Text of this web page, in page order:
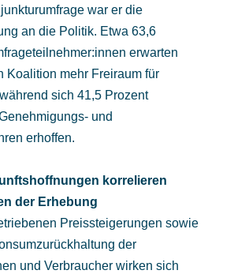
war er die
an die Politik. Etwa 63,6
erwarten
Koalition mehr Freiraum für
sich 41,5 Prozent
und
erhoffen.
korrelieren
der Erhebung
Preissteigerungen sowie
der
und Verbraucher wirken sich